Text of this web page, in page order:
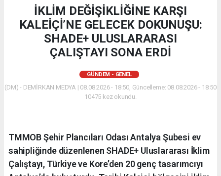
İKLİM DEĞİŞİKLİĞİNE KARŞI
KALEİÇİ’NE GELECEK DOKUNUŞU:
SHADE+ ULUSLARARASI
ÇALIŞTAYI SONA ERDİ
GÜNDEM - GENEL
(DM) - DEMİRKAN MEDYA | 08.08.2026 - 18:50, Güncelleme: 08.08.2026 - 18:50
10475 kez okundu.
​TMMOB Şehir Plancıları Odası Antalya Şubesi ev
sahipliğinde düzenlenen SHADE+ Uluslararası İklim
Çalıştayı, Türkiye ve Kore’den 20 genç tasarımcıyı